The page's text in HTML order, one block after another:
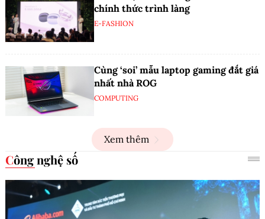
chính thức trình làng
E-FASHION
Cùng ‘soi’ mẫu laptop gaming đắt giá
nhất nhà ROG
COMPUTING
Xem thêm
Công nghệ số